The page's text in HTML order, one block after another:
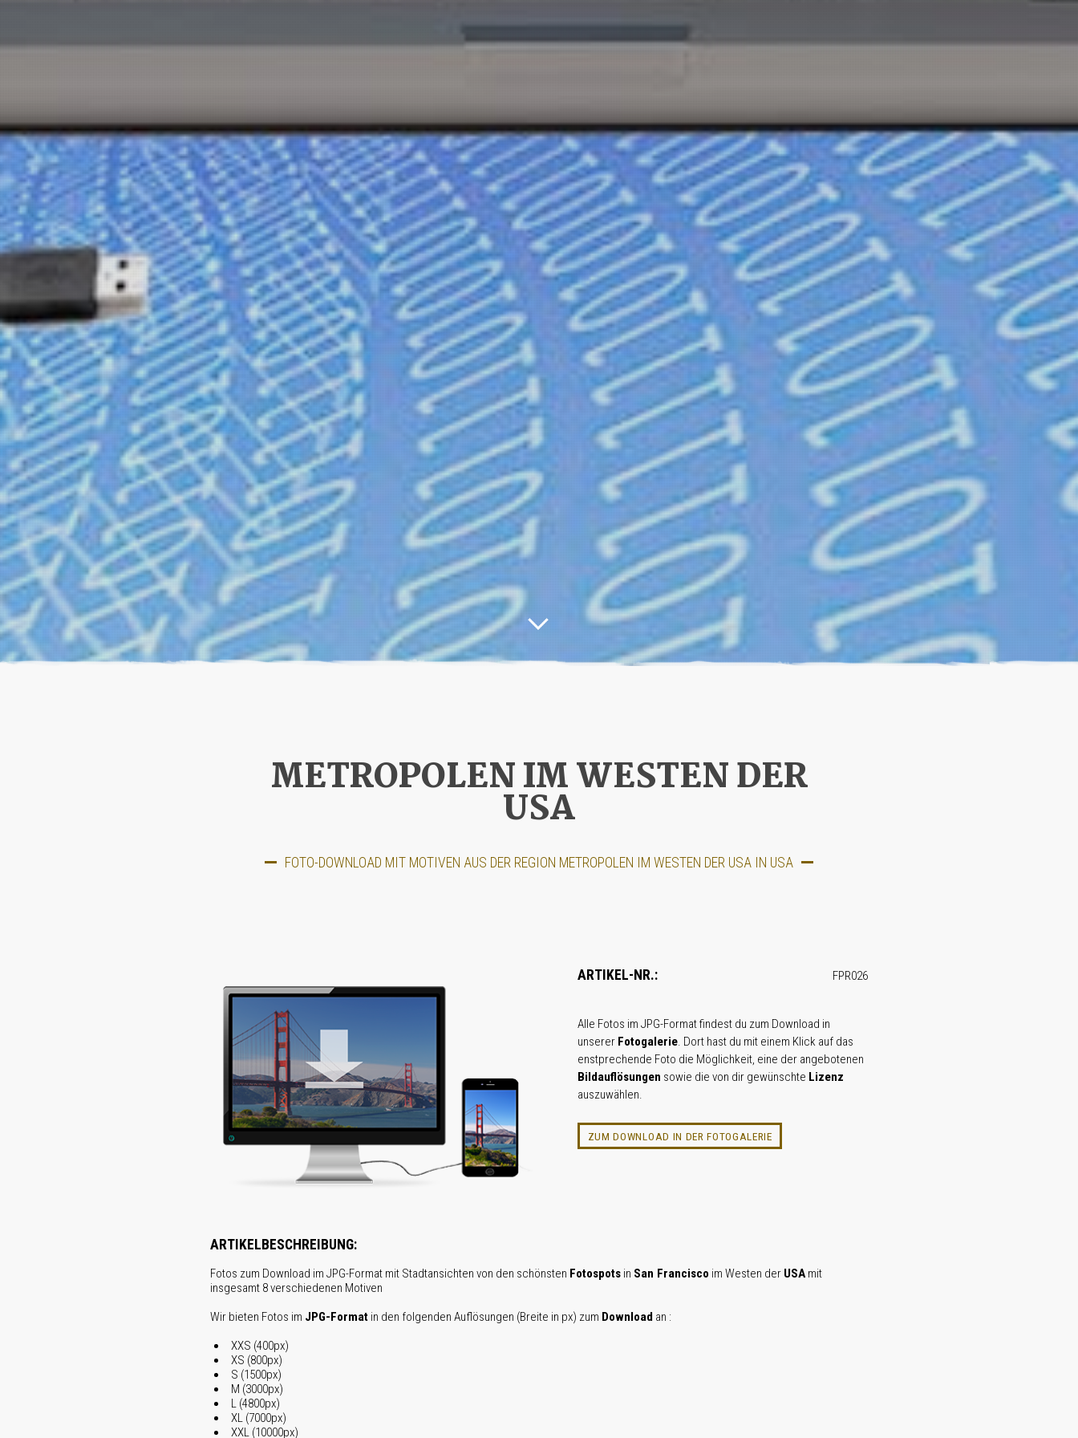
METROPOLEN IM WESTEN DER
USA
FOTO-DOWNLOAD MIT MOTIVEN AUS DER REGION METROPOLEN IM WESTEN DER USA IN USA
ARTIKEL-NR.: FPR026
Alle Fotos im JPG-Format findest du zum Download in
unserer Fotogalerie. Dort hast du mit einem Klick auf das
enstprechende Foto die Möglichkeit, eine der angebotenen
Bildauflösungen sowie die von dir gewünschte Lizenz
auszuwählen.
ZUM DOWNLOAD IN DER FOTOGALERIE
ARTIKELBESCHREIBUNG:
Fotos zum Download im JPG-Format mit Stadtansichten von den schönsten Fotospots in San Francisco im Westen der USA mit
insgesamt 8 verschiedenen Motiven
Wir bieten Fotos im JPG-Format in den folgenden Auflösungen (Breite in px) zum Download an :
XXS (400px)
XS (800px)
S (1500px)
M (3000px)
L (4800px)
XL (7000px)
XXL (10000px)